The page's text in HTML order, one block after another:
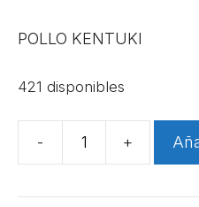
POLLO KENTUKI
421 disponibles